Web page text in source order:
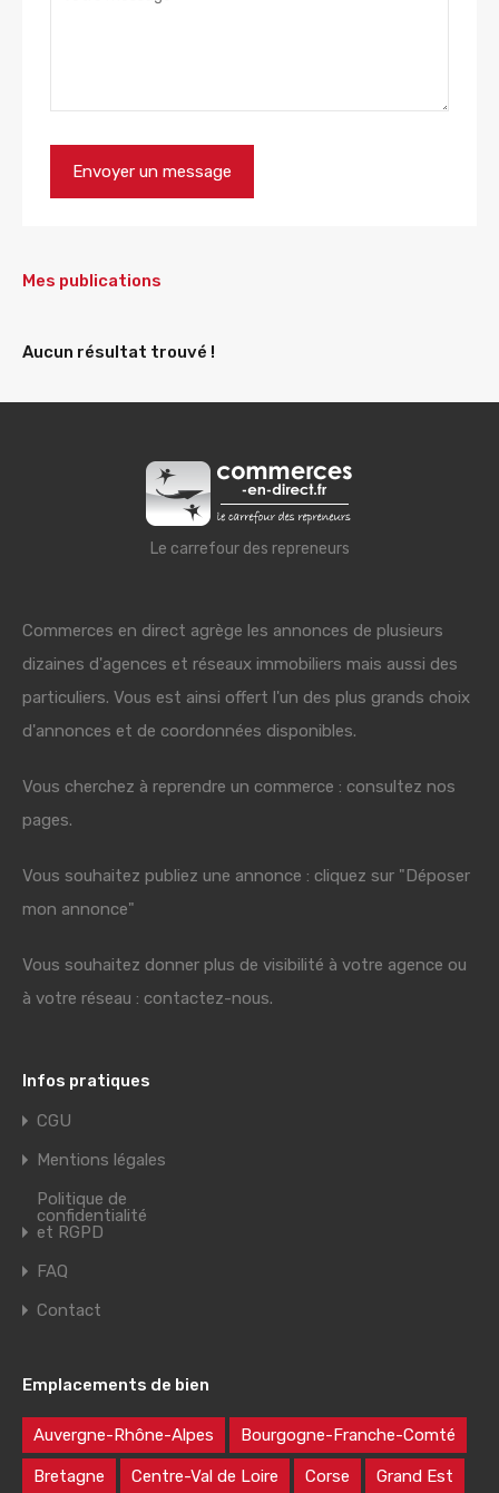
Mes publications
Aucun résultat trouvé !
Le carrefour des repreneurs
Commerces en direct agrège les annonces de plusieurs
dizaines d'agences et réseaux immobiliers mais aussi des
particuliers. Vous est ainsi offert l'un des plus grands choix
d'annonces et de coordonnées disponibles.
Vous cherchez à reprendre un commerce : consultez nos
pages.
Vous souhaitez publiez une annonce : cliquez sur "Déposer
mon annonce"
Vous souhaitez donner plus de visibilité à votre agence ou
à votre réseau : contactez-nous.
Infos pratiques
CGU
Mentions légales
Politique de
confidentialité
et RGPD
FAQ
Contact
Emplacements de bien
Auvergne-Rhône-Alpes Bourgogne-Franche-Comté
Bretagne Centre-Val de Loire Corse Grand Est